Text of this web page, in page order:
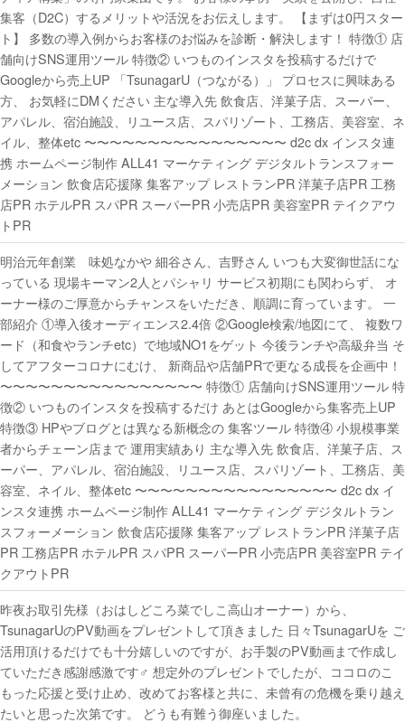
集客（D2C）するメリットや活況をお伝えします。 【まずは0円スター
ト】 多数の導入例からお客様のお悩みを診断・解決します！ 特徴① 店
舗向けSNS運用ツール 特徴② いつものインスタを投稿するだけで
Googleから売上UP 「TsunagarU（つながる）」 プロセスに興味ある
方、 お気軽にDMください 主な導入先 飲食店、洋菓子店、スーパー、
アパレル、宿泊施設、リユース店、スパリゾート、工務店、美容室、ネ
イル、整体etc 〜〜〜〜〜〜〜〜〜〜〜〜〜〜〜〜 d2c dx インスタ連
携 ホームページ制作 ALL41 マーケティング デジタルトランスフォー
メーション 飲食店応援隊 集客アップ レストランPR 洋菓子店PR 工務
店PR ホテルPR スパPR スーパーPR 小売店PR 美容室PR テイクアウ
トPR
明治元年創業 味処なかや 細谷さん、吉野さん いつも大変御世話にな
っている 現場キーマン2人とパシャリ サービス初期にも関わらず、 オ
ーナー様のご厚意からチャンスをいただき、順調に育っています。 一
部紹介 ①導入後オーディエンス2.4倍 ②Google検索/地図にて、 複数ワ
ード（和食やランチetc）で地域NO1をゲット 今後ランチや高級弁当 そ
してアフターコロナにむけ、 新商品や店舗PRで更なる成長を企画中！
〜〜〜〜〜〜〜〜〜〜〜〜〜〜〜〜 特徴① 店舗向けSNS運用ツール 特
徴② いつものインスタを投稿するだけ あとはGoogleから集客売上UP
特徴③ HPやブログとは異なる新概念の 集客ツール 特徴④ 小規模事業
者からチェーン店まで 運用実績あり 主な導入先 飲食店、洋菓子店、ス
ーパー、アパレル、宿泊施設、リユース店、スパリゾート、工務店、美
容室、ネイル、整体etc 〜〜〜〜〜〜〜〜〜〜〜〜〜〜〜〜 d2c dx イ
ンスタ連携 ホームページ制作 ALL41 マーケティング デジタルトラン
スフォーメーション 飲食店応援隊 集客アップ レストランPR 洋菓子店
PR 工務店PR ホテルPR スパPR スーパーPR 小売店PR 美容室PR テイ
クアウトPR
昨夜お取引先様（おはしどころ菜でしこ高山オーナー）から、
TsunagarUのPV動画をプレゼントして頂きました 日々TsunagarUを ご
活用頂けるだけでも十分嬉しいのですが、お手製のPV動画まで作成し
ていただき感謝感激です‍♂️ 想定外のプレゼントでしたが、ココロのこ
もった応援と受け止め、改めてお客様と共に、未曾有の危機を乗り越え
たいと思った次第です。 どうも有難う御座いました。